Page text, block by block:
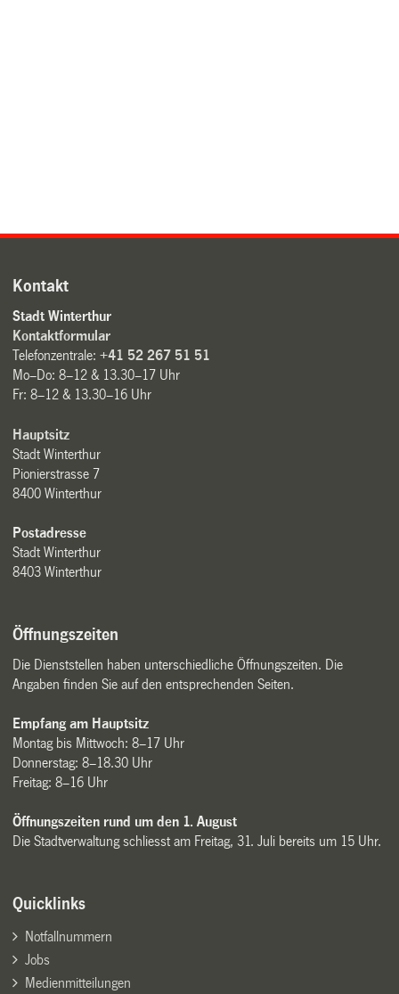
Kontakt
Stadt Winterthur
Kontaktformular
Telefonzentrale:+41 52 267 51 51
Mo–Do: 8–12 & 13.30–17 Uhr
Fr: 8–12 & 13.30–16 Uhr
Hauptsitz
Stadt Winterthur
Pionierstrasse 7
8400 Winterthur
Postadresse
Stadt Winterthur
8403 Winterthur
Öffnungszeiten
Die Dienststellen haben unterschiedliche Öffnungszeiten. Die
Angaben finden Sie auf den entsprechenden Seiten.
Empfang am Hauptsitz
Montag bis Mittwoch: 8–17 Uhr
Donnerstag: 8–18.30 Uhr
Freitag: 8–16 Uhr
Öffnungszeiten rund um den 1. August
Die Stadtverwaltung schliesst am Freitag, 31. Juli bereits um 15 Uhr.
Quicklinks
Notfallnummern
Jobs
Medienmitteilungen